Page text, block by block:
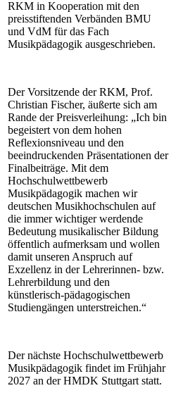
RKM in Kooperation mit den
preisstiftenden Verbänden BMU
und VdM für das Fach
Musikpädagogik ausgeschrieben.
Der Vorsitzende der RKM, Prof.
Christian Fischer, äußerte sich am
Rande der Preisverleihung: „Ich bin
begeistert von dem hohen
Reflexionsniveau und den
beeindruckenden Präsentationen der
Finalbeiträge. Mit dem
Hochschulwettbewerb
Musikpädagogik machen wir
deutschen Musikhochschulen auf
die immer wichtiger werdende
Bedeutung musikalischer Bildung
öffentlich aufmerksam und wollen
damit unseren Anspruch auf
Exzellenz in der Lehrerinnen- bzw.
Lehrerbildung und den
künstlerisch-pädagogischen
Studiengängen unterstreichen.“
Der nächste Hochschulwettbewerb
Musikpädagogik findet im Frühjahr
2027 an der HMDK Stuttgart statt.